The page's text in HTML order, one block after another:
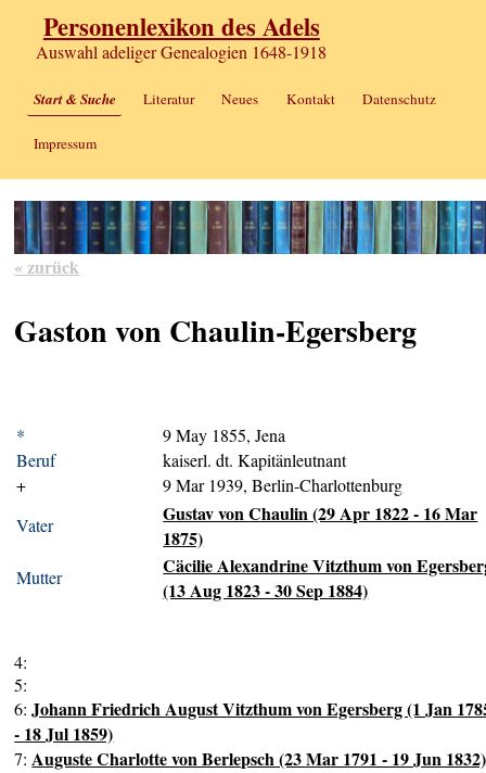
Personenlexikon des Adels
Auswahl adeliger Genealogien 1648-1918
Start & Suche Literatur Neues Kontakt Datenschutz
Impressum
« zurück
Gaston von Chaulin-Egersberg
*
9 May 1855, Jena
Beruf
kaiserl. dt. Kapitänleutnant
+
9 Mar 1939, Berlin-Charlottenburg
Vater
Gustav von Chaulin (29 Apr 1822 - 16 Mar
1875)
Mutter
Cäcilie Alexandrine Vitzthum von
(13 Aug 1823 - 30 Sep 1884)
4:
5:
6:Johann Friedrich August Vitzthum von Egersberg (1 Jan
- 18 Jul 1859)
7:Auguste Charlotte von Berlepsch (23 Mar 1791 - 19 Jun 1832)